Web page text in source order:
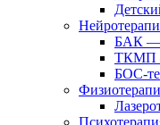
БАК —
ТКМП
БОС-